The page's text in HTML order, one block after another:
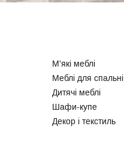
М'які меблі
Меблі для спальні
Дитячі меблі
Шафи-купе
Декор і текстиль